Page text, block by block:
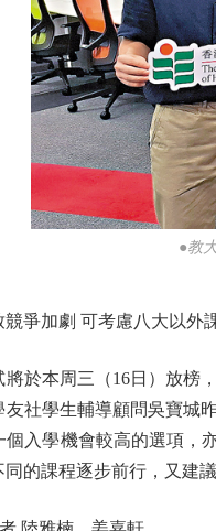
●教
加劇 可考慮八大以外
本周三（16日）放榜，
友社學生輔導顧問吳寶城
個入學機會較高的選項，
的課程逐步前行，又建